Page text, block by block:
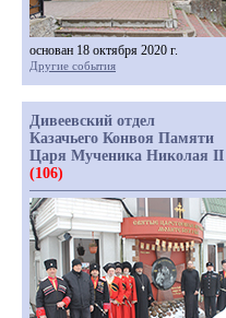
основан 18 октября 2020 г.
Другие события
Дивеевский отдел
Казачьего Конвоя Памяти
Царя Мученика Николая II
(106)